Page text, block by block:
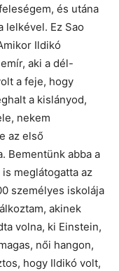
és utána
lelkével. Ez Sao
Ildikó
aki a dél-
a feje, hogy
a kislányod,
nekem
az első
Bementünk abba a
meglátogatta az
személyes iskolája
akinek
volna, ki Einstein,
női hangon,
hogy Ildikó volt,